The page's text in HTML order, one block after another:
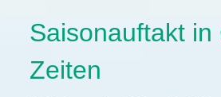
Saisonauftakt in
Zeiten